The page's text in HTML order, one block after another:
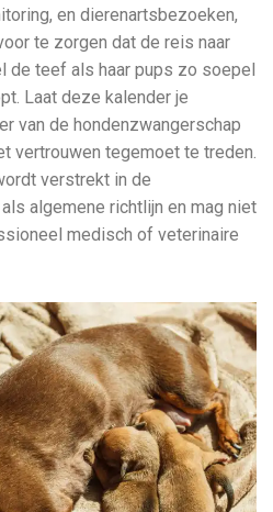
en dierenartsbezoeken,
te zorgen dat de reis naar
de teef als haar pups zo soepel
Laat deze kalender je
van de hondenzwangerschap
vertrouwen tegemoet te treden.
verstrekt in de
algemene richtlijn en mag niet
medisch of veterinaire